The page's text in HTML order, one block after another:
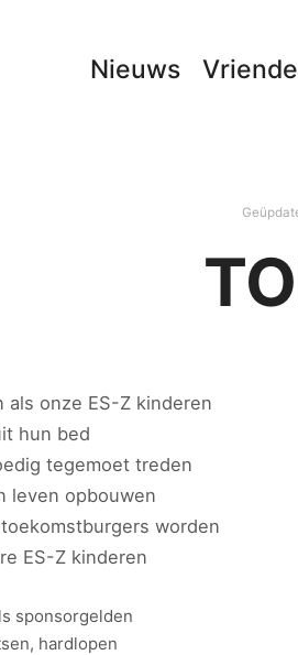
Nieuws
onze ES-Z kinderen
hun bed
tegemoet treden
leven opbouwen
worden
ES-Z kinderen
sponsorgelden
hardlopen